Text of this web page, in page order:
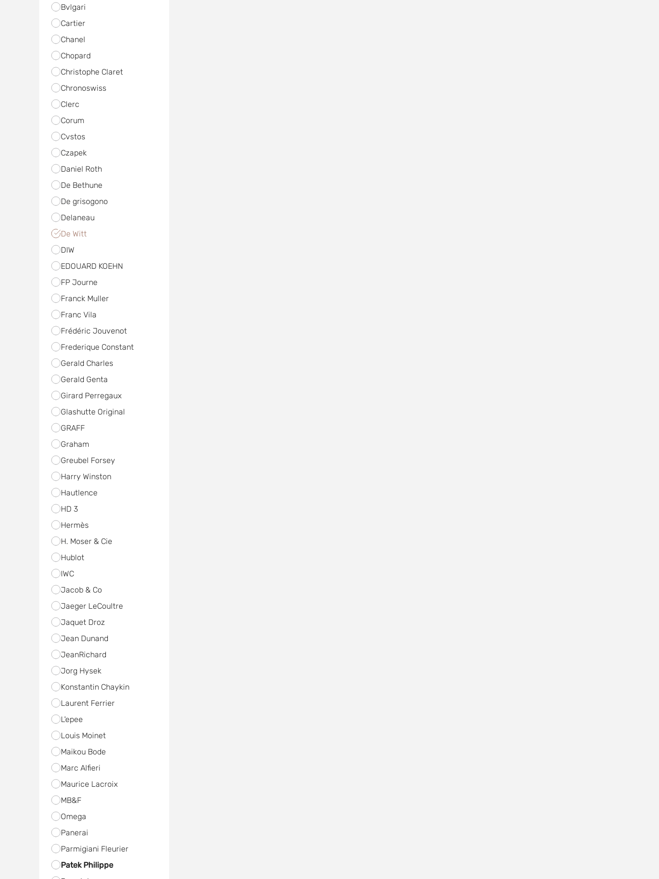
Bvlgari
Cartier
Chanel
Chopard
Christophe Claret
Chronoswiss
Clerc
Corum
Cvstos
Czapek
Daniel Roth
De Bethune
De grisogono
Delaneau
De Witt
DIW
EDOUARD KOEHN
FP Journe
Franck Muller
Franc Vila
Frédéric Jouvenot
Frederique Constant
Gerald Charles
Gerald Genta
Girard Perregaux
Glashutte Original
GRAFF
Graham
Greubel Forsey
Harry Winston
Hautlence
HD 3
Hermès
H. Moser & Cie
Hublot
IWC
Jacob & Co
Jaeger LeCoultre
Jaquet Droz
Jean Dunand
JeanRichard
Jorg Hysek
Konstantin Chaykin
Laurent Ferrier
L'epee
Louis Moinet
Maikou Bode
Marc Alfieri
Maurice Lacroix
MB&F
Omega
Panerai
Parmigiani Fleurier
Patek Philippe